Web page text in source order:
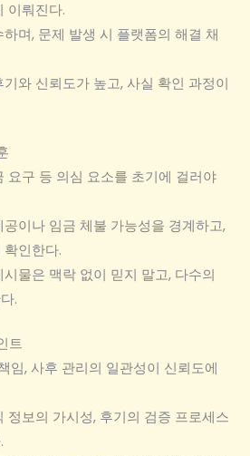
이뤄진다.
며, 문제 발생 시 플랫폼의 해결 채
와 신뢰도가 높고, 사실 확인 과정이
요구 등 의심 요소를 초기에 걸러야
이나 임금 체불 가능성을 경계하고,
인한다.
물은 맥락 없이 믿지 말고, 다수의
.
트
임, 사후 관리의 일관성이 신뢰도에
정보의 가시성, 후기의 검증 프로세스